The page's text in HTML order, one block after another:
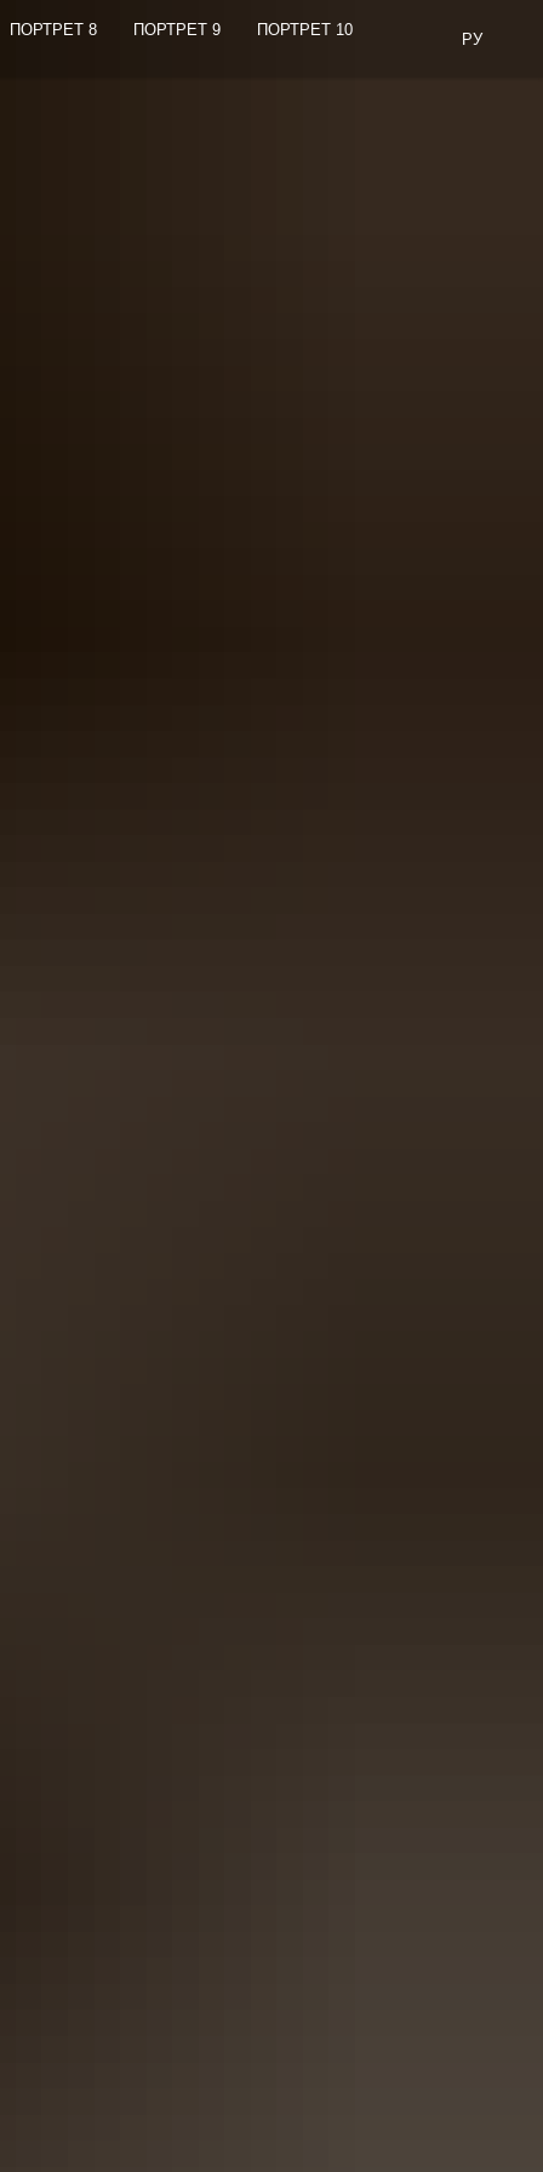
ПОРТРЕТ 8 ПОРТРЕТ 9 ПОРТРЕТ 10
РУ